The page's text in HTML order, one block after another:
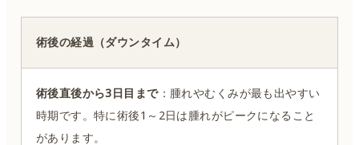
術後の経過（ダウンタイム）
術後直後から3日目まで：腫れやむくみが最も出やすい
時期です。特に術後1～2日は腫れがピークになること
があります。